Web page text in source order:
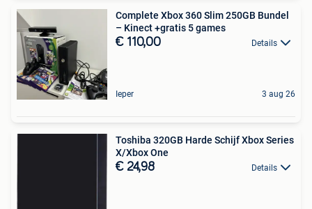
Complete Xbox 360 Slim 250GB Bundel
– Kinect +gratis 5 games
€ 110,00 Details
Ieper 3 aug 26
Toshiba 320GB Harde Schijf Xbox Series
X/Xbox One
€ 24,98 Details